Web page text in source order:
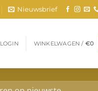
Nieuwsbrief
LOGIN WINKELWAGEN / €0